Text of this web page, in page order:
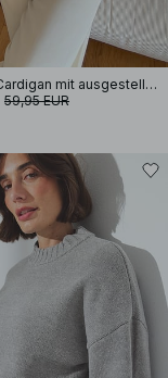
taillierter Cardigan mit ausgestellten Ärmeln
59,95 EUR